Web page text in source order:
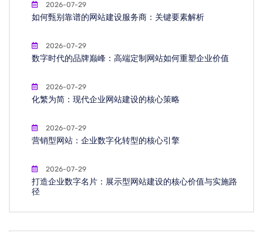
2026-07-29
如何甄别靠谱的网站建设服务商：关键要素解析
2026-07-29
数字时代的品牌巅峰：高端定制网站如何重塑企业价值
2026-07-29
化繁为简：现代企业网站建设的核心策略
2026-07-29
营销型网站：企业数字化转型的核心引擎
2026-07-29
打造企业数字名片：展示型网站建设的核心价值与实施路
径